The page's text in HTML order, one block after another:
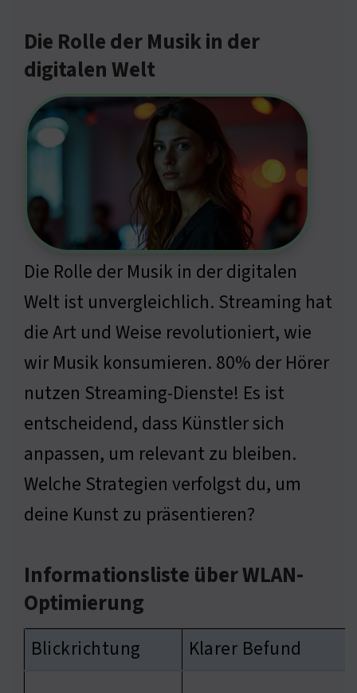
Die Rolle der Musik in der
digitalen Welt
Die Rolle der Musik in der digitalen
Welt ist unvergleichlich. Streaming hat
die Art und Weise revolutioniert, wie
wir Musik konsumieren. 80% der Hörer
nutzen Streaming-Dienste! Es ist
entscheidend, dass Künstler sich
anpassen, um relevant zu bleiben.
Welche Strategien verfolgst du, um
deine Kunst zu präsentieren?
Informationsliste über WLAN-
Optimierung
Blickrichtung Klarer Befund